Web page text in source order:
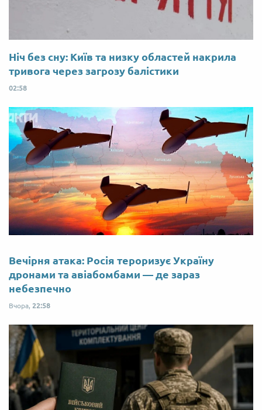
Ніч без сну: Київ та низку областей накрила
тривога через загрозу балістики
02:58
Вечірня атака: Росія тероризує Україну
дронами та авіабомбами — де зараз
небезпечно
Вчора, 22:58